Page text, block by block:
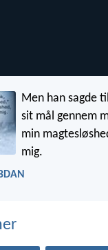
Men han sagde
sit mål gennem
min
mig.